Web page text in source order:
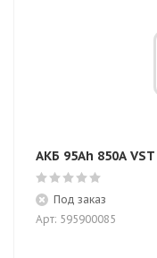
АКБ 95Ah 850А
Под заказ
Арт: 595900085